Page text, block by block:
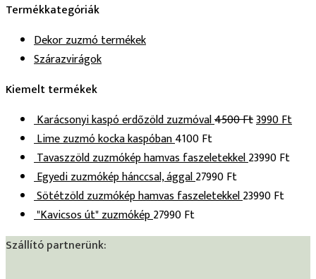
Termékkategóriák
Dekor zuzmó termékek
Szárazvirágok
Kiemelt termékek
Karácsonyi kaspó erdőzöld zuzmóval4500Ft3990Ft
Lime zuzmó kocka kaspóban4100Ft
Tavaszzöld zuzmókép hamvas faszeletekkel23990Ft
Egyedi zuzmókép hánccsal, ággal27990Ft
Sötétzöld zuzmókép hamvas faszeletekkel23990Ft
"Kavicsos út" zuzmókép27990Ft
Szállító partnerünk: